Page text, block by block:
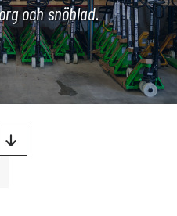
och snöblad.